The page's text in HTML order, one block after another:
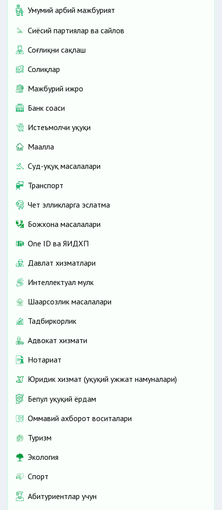
Умумий ҳарбий мажбурият
Сиёсий партиялар ва сайлов
Соғлиқни сақлаш
Солиқлар
Мажбурий ижро
Банк соҳаси
Истеъмолчи ҳуқуқи
Маҳалла
Суд-ҳуқуқ масалалари
Транспорт
Чет элликларга эслатма
Божхона масалалари
One ID ва ЯИДХП
Давлат хизматлари
Интеллектуал мулк
Шаҳарсозлик масалалари
Тадбиркорлик
Адвокат хизмати
Нотариат
Юридик хизмат (ҳуқуқий ҳужжат намуналари)
Бепул ҳуқуқий ёрдам
Оммавий ахборот воситалари
Туризм
Экология
Спорт
Абитуриентлар учун